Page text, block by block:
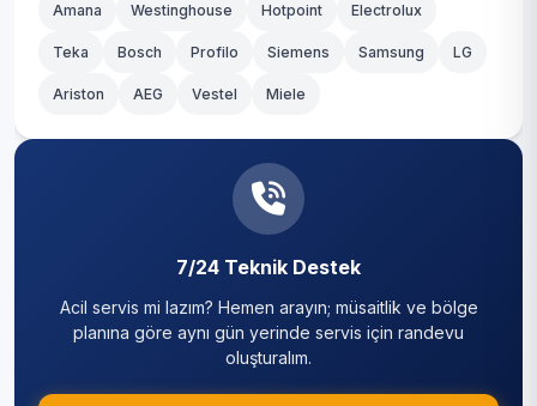
Küçükçekmece
Sultanbeyli
Amana Westinghouse Hotpoint Electrolux
Teka Bosch Profilo Siemens Samsung LG
Ariston AEG Vestel Miele
7/24 Teknik Destek
Acil servis mi lazım? Hemen arayın; müsaitlik ve bölge
planına göre aynı gün yerinde servis için randevu
oluşturalım.